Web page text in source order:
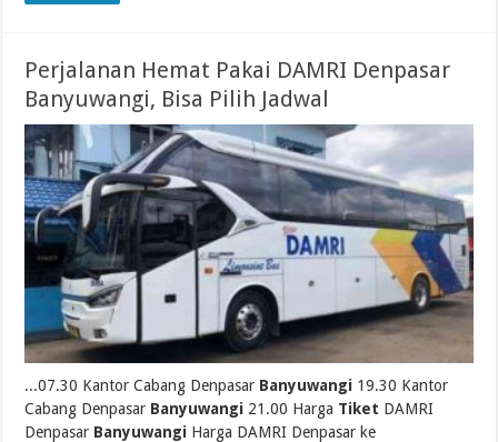
Perjalanan Hemat Pakai DAMRI Denpasar
Banyuwangi, Bisa Pilih Jadwal
...07.30 Kantor Cabang Denpasar Banyuwangi 19.30 Kantor
Cabang Denpasar Banyuwangi 21.00 Harga Tiket DAMRI
Denpasar Banyuwangi Harga DAMRI Denpasar ke